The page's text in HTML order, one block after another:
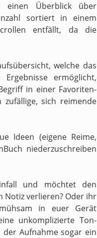
einen Überblick über
sortiert in einem
entfällt, da die
welche das
ermöglicht,
in einer Favoriten-
zufällige, sich reimende
Ideen (eigene Reime,
niederzuschreiben
und möchtet den
verlieren? Oder ihr
in euer Gerät
unkomplizierte Ton-
Aufnahme sogar ein